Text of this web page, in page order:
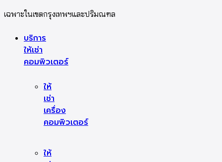
เฉพาะในเขตกรุงเทพฯและปริมณฑล
บริการ
ให้เช่า
คอมพิวเตอร์
ให้
เช่า
เครื่อง
คอมพิวเตอร์
ให้